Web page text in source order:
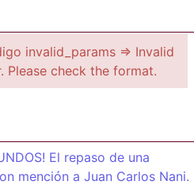
invalid_params => Invalid
Please check the format.
El repaso de una
mención a Juan Carlos Nani.